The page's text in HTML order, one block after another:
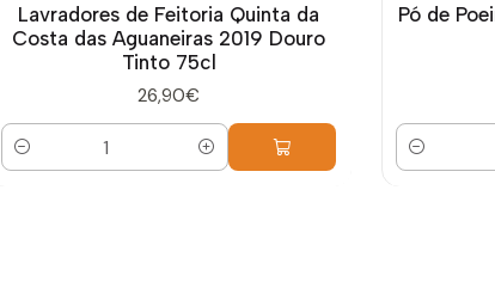
Lavradores de Feitoria Quinta da
Costa das Aguaneiras 2019 Douro
Tinto 75cl
26,90€
Quantidade
Pó de
Quantidade